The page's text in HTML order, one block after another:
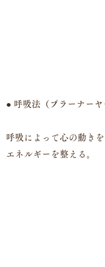
● 呼吸法（プラーナーヤ
呼吸によって心の動きを
エネルギーを整える。